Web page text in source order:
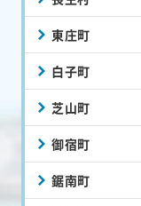
東庄町
白子町
芝山町
御宿町
鋸南町